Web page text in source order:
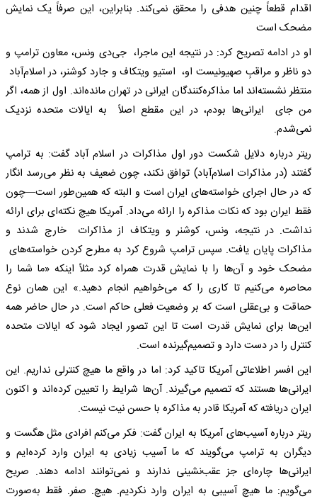
اقدام قطعاً چنین هدفی را محقق نمی‌کند. بنابراین، این صرفاً یک نمایش
مضحک است
او در ادامه تصریح کرد: در نتیجه این ماجرا، جی‌دی ونس، معاون ترامپ و
دو ناظر و مراقبِ صهیونیست او، استیو ویتکاف و جارد کوشنر، در اسلام‌آباد
منتظر نشسته‌اند اما مذاکره‌کنندگان ایرانی در تهران مانده‌اند. اول از همه، اگر
من جای ایرانی‌ها بودم، در این مقطع اصلاً به ایالات متحده نزدیک
نمی‌شدم.
ریتر درباره دلایل شکست دور اول مذاکرات در اسلام آباد گفت: به ترامپ
گفتند (در مذاکرات اسلام‌آباد) توافق نکند، چون ضعیف به نظر می‌رسد انگار
که در حال اجرای خواسته‌های ایران است و البته که همین‌طور است—چون
فقط ایران بود که نکات مذاکره را ارائه می‌داد. آمریکا هیچ نکته‌ای برای ارائه
نداشت. در نتیجه، ونس، کوشنر و ویتکاف از مذاکرات خارج شدند و
مذاکرات پایان یافت. سپس ترامپ شروع کرد به مطرح کردن خواسته‌های
مضحک خود و آن‌ها را با نمایش قدرت همراه کرد مثلاً اینکه «ما شما را
محاصره می‌کنیم تا کاری را که می‌خواهیم انجام دهید.» این همان نوع
حماقت و بی‌عقلی است که بر وضعیت فعلی حاکم است. در حال حاضر همه
این‌ها برای نمایش قدرت است تا این تصور ایجاد شود که ایالات متحده
کنترل را در دست دارد و تصمیم‌گیرنده است.
این افسر اطلاعاتی آمریکا تاکید کرد: اما در واقع ما هیچ کنترلی نداریم. این
ایرانی‌ها هستند که تصمیم می‌گیرند. آن‌ها شرایط را تعیین کرده‌اند و اکنون
ایران دریافته که آمریکا قادر به مذاکره با حسن نیت نیست.
ریتر درباره آسیب‌های آمریکا به ایران گفت: فکر می‌کنم افرادی مثل هگست و
دیگران به ترامپ می‌گویند که ما آسیب زیادی به ایران وارد کرده‌ایم و
ایرانی‌ها چاره‌ای جز عقب‌نشینی ندارند و نمی‌توانند ادامه دهند. صریح
می‌گویم: ما هیچ آسیبی به ایران وارد نکردیم. هیچ. صفر. فقط به‌صورت